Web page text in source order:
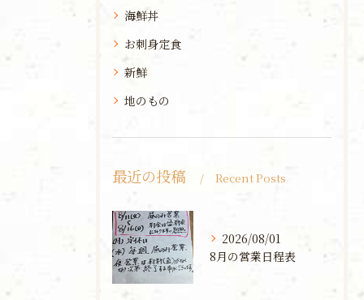
海鮮丼
お刺身定食
新鮮
地のもの
最近の投稿 Recent Posts
2026/08/01
8月の営業日程表